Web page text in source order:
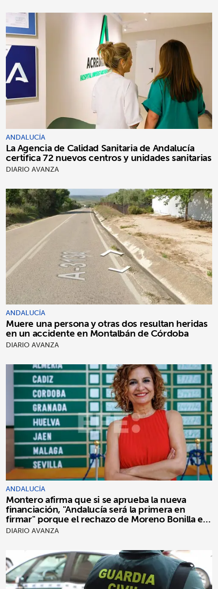
ANDALUCÍA
La Agencia de Calidad Sanitaria de Andalucía
certifica 72 nuevos centros y unidades sanitarias
DIARIO AVANZA
ANDALUCÍA
Muere una persona y otras dos resultan heridas
en un accidente en Montalbán de Córdoba
DIARIO AVANZA
ANDALUCÍA
Montero afirma que si se aprueba la nueva
financiación, "Andalucía será la primera en
firmar" porque el rechazo de Moreno Bonilla es
"puro postureo"
DIARIO AVANZA